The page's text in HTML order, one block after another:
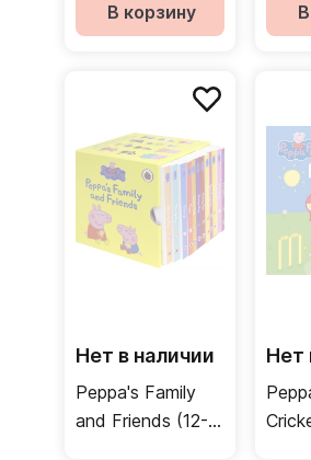
В корзину
Нет в наличии
Peppa's Family
and Friends (12-
Нет